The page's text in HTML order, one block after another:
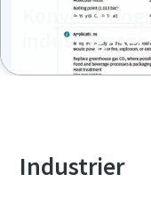
industrigaser
Industrier